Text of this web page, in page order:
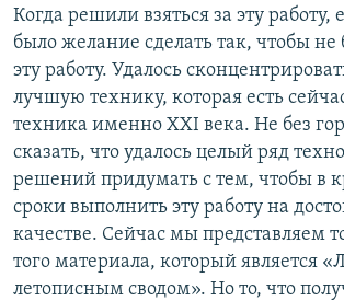
Когда решили взяться за эту работу,
было желание сделать так, чтобы не
эту работу. Удалось
лучшую технику, которая есть
техника именно XXI века. Не без
сказать, что удалось целый ряд
решений придумать с тем, чтобы в
сроки выполнить эту работу на
качестве. Сейчас мы представляем
того материала, который является
летописным сводом». Но то, что